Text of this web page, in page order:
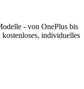
- von OnePlus bis
individuelles